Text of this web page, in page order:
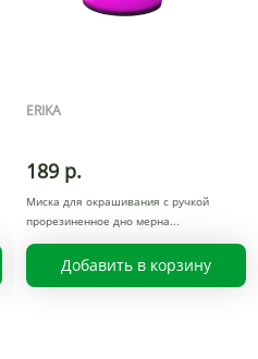
ERIKA
189 р.
Миска для окрашивания с ручкой
прорезиненное дно мерна
Добавить в корзину